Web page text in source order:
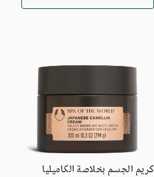
كريم الجسم بخلاصة الكاميليا